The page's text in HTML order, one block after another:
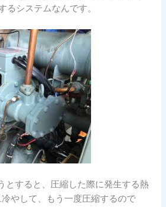
るシステムなんです。
とすると、圧縮した際に発生する熱
やして、もう一度圧縮するので